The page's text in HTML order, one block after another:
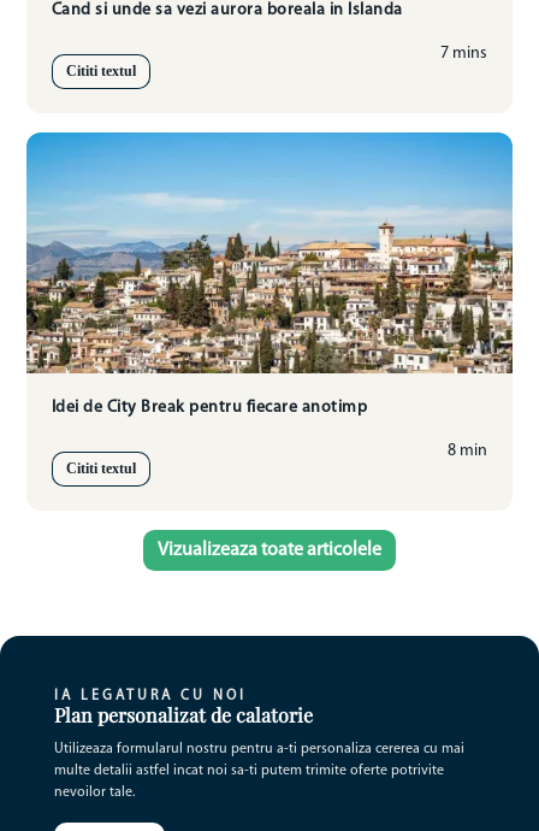
Cand si unde sa vezi aurora boreala in Islanda
Cititi textul
7 mins
Idei de City Break pentru fiecare anotimp
Cititi textul
8 min
Vizualizeaza toate articolele
IA LEGATURA CU NOI
Plan personalizat de calatorie
Utilizeaza formularul nostru pentru a-ti personaliza cererea cu mai
multe detalii astfel incat noi sa-ti putem trimite oferte potrivite
nevoilor tale.